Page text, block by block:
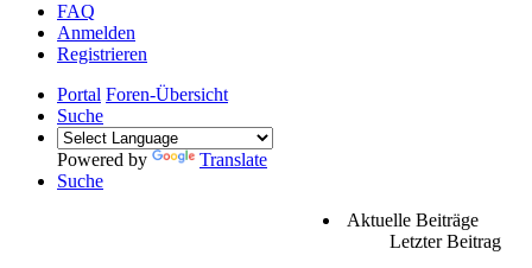
FAQ
Anmelden
Registrieren
Portal Foren-Übersicht
Suche
Powered by
Translate
Suche
Aktuelle Beiträge
Letzter Beitrag